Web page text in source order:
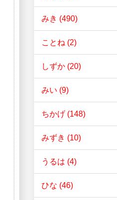
みき (490)
ことね (2)
しずか (20)
みい (9)
ちかげ (148)
みずき (10)
うるは (4)
ひな (46)